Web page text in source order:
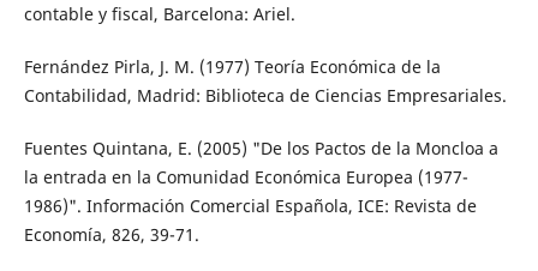
contable y fiscal, Barcelona: Ariel.
Fernández Pirla, J. M. (1977) Teoría Económica de la
Contabilidad, Madrid: Biblioteca de Ciencias Empresariales.
Fuentes Quintana, E. (2005) "De los Pactos de la Moncloa a
la entrada en la Comunidad Económica Europea (1977-
1986)". Información Comercial Española, ICE: Revista de
Economía, 826, 39-71.